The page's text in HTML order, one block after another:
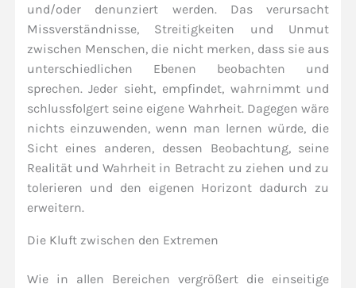
und/oder denunziert werden. Das verursacht
Missverständnisse, Streitigkeiten und Unmut
zwischen Menschen, die nicht merken, dass sie aus
unterschiedlichen Ebenen beobachten und
sprechen. Jeder sieht, empfindet, wahrnimmt und
schlussfolgert seine eigene Wahrheit. Dagegen wäre
nichts einzuwenden, wenn man lernen würde, die
Sicht eines anderen, dessen Beobachtung, seine
Realität und Wahrheit in Betracht zu ziehen und zu
tolerieren und den eigenen Horizont dadurch zu
erweitern.
Die Kluft zwischen den Extremen
Wie in allen Bereichen vergrößert die einseitige